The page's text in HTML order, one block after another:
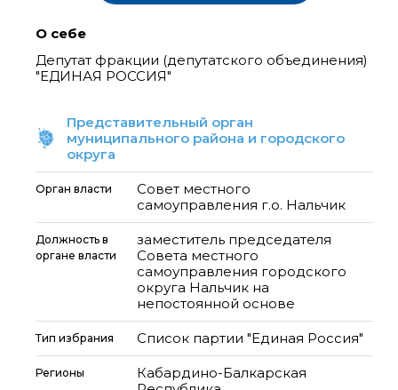
О себе
Депутат фракции (депутатского объединения)
"ЕДИНАЯ РОССИЯ"
Представительный орган
муниципального района и городского
округа
Орган власти
Совет местного
самоуправления г.о. Нальчик
Должность в
органе власти
заместитель председателя
Совета местного
самоуправления городского
округа Нальчик на
непостоянной основе
Тип избрания Список партии "Единая Россия"
Регионы
Кабардино-Балкарская